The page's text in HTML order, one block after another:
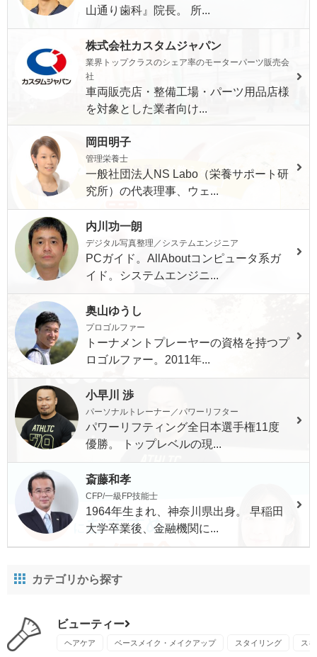
山通り歯科』院長。 所...
株式会社カスタムジャパン
業界トップクラスのシェア率のモーターパーツ販売会
社
車両販売店・整備工場・パーツ用品店様
を対象とした業者向け...
岡田明子
管理栄養士
一般社団法人NS Labo（栄養サポート研
究所）の代表理事、ウェ...
内川功一朗
デジタル写真整理／システムエンジニア
PCガイド。AllAboutコンピュータ系ガ
イド。システムエンジニ...
奥山ゆうし
プロゴルファー
トーナメントプレーヤーの資格を持つプ
ロゴルファー。2011年...
小早川 渉
パーソナルトレーナー／パワーリフター
パワーリフティング全日本選手権11度
優勝。 トップレベルの現...
斎藤和孝
CFP/一級FP技能士
1964年生まれ、神奈川県出身。 早稲田
大学卒業後、金融機関に...
カテゴリから探す
ビューティー
ヘアケア ベースメイク・メイクアップ スタイリング ス